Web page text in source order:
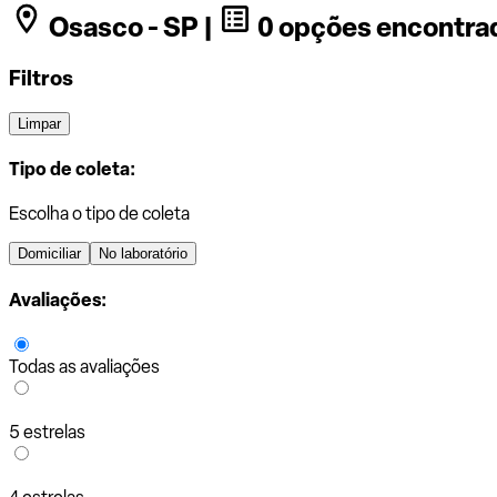
Osasco - SP | 0 opções
Filtros
Limpar
Tipo de coleta:
Escolha o tipo de coleta
Domiciliar No laboratório
Avaliações:
Todas as avaliações
5 estrelas